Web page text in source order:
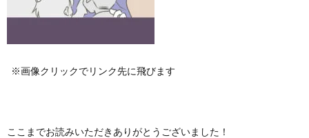
※画像クリックでリンク先に飛びます
ここまでお読みいただきありがとうございました！